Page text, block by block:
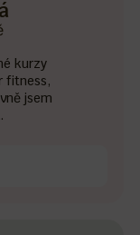
kurzy
fitness,
jsem